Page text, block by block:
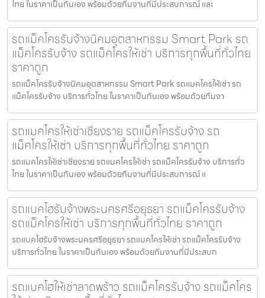
ไทย ในราคาเป็นกันเอง พร้อมด้วยทีมงานที่มีประสบการณ์ และ
รถแม็คโครรับจ้างนิคมอุตสาหกรรม Smart Park รถ
แม็คโครรับจ้าง รถแม็คโครให้เช่า บริการทุกพื้นที่ทั่วไทย
ราคาถูก
รถแม็คโครรับจ้างนิคมอุตสาหกรรม Smart Park รถแมคโครให้เช่า รถ
แม็คโครรับจ้าง บริการทั่วไทย ในราคาเป็นกันเอง พร้อมด้วยทีมงา
รถแมคโครให้เช่าเชียงราย รถแม็คโครรับจ้าง รถ
แม็คโครให้เช่า บริการทุกพื้นที่ทั่วไทย ราคาถูก
รถแมคโครให้เช่าเชียงราย รถแมคโครให้เช่า รถแม็คโครรับจ้าง บริการทั่ว
ไทย ในราคาเป็นกันเอง พร้อมด้วยทีมงานที่มีประสบการณ์ แ
รถแบคโฮรับจ้างพระนครศรีอยุธยา รถแม็คโครรับจ้าง
รถแม็คโครให้เช่า บริการทุกพื้นที่ทั่วไทย ราคาถูก
รถแบคโฮรับจ้างพระนครศรีอยุธยา รถแมคโครให้เช่า รถแม็คโครรับจ้าง
บริการทั่วไทย ในราคาเป็นกันเอง พร้อมด้วยทีมงานที่มีประสบก
รถแบคโฮให้เช่าลาดพร้าว รถแม็คโครรับจ้าง รถแม็คโคร